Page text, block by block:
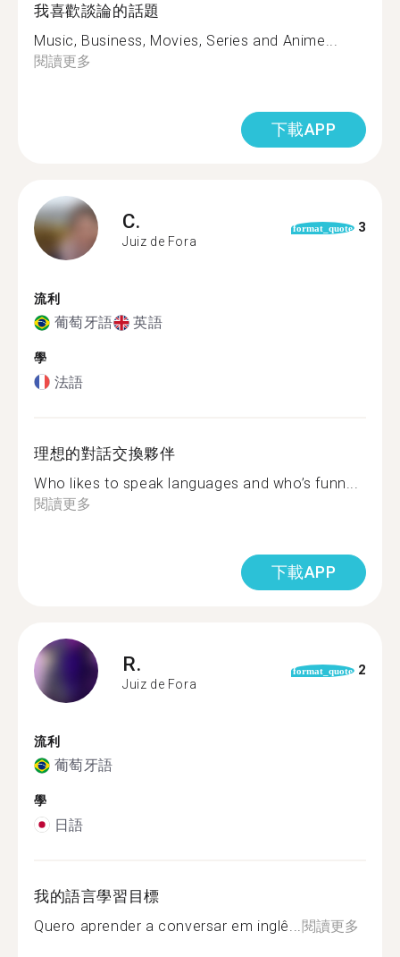
我喜歡談論的話題
Music, Business, Movies, Series and Anime...
閱讀更多
下載APP
C.
Juiz de Fora
format_quote 3
流利
葡萄牙語 英語
學
法語
理想的對話交換夥伴
Who likes to speak languages and who’s funn...
閱讀更多
下載APP
R.
Juiz de Fora
format_quote 2
流利
葡萄牙語
學
日語
我的語言學習目標
Quero aprender a conversar em inglê... 閱讀更多